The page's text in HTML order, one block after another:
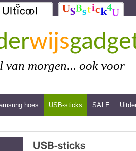
wijs
van morgen... ook voor
hoes USB-sticks SALE